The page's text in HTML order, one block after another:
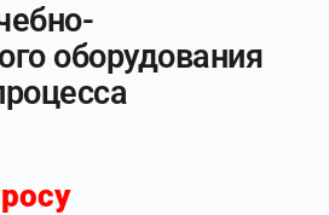
оборудования